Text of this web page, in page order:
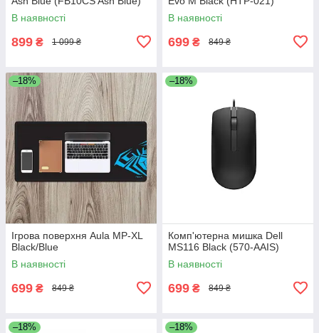
В наявності
899 ₴ 1 099 ₴
В наявності
699 ₴ 849 ₴
–18%
Ігрова поверхня Aula MP-XL
Black/Blue
В наявності
699 ₴ 849 ₴
–18%
Комп'ютерна мишка Dell
MS116 Black (570-AAIS)
В наявності
699 ₴ 849 ₴
–18% –18%